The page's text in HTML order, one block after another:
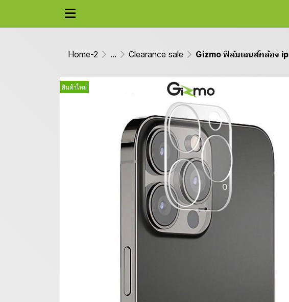
Home-2 ... Clearance sale Gizmo ฟิล์มเลนส์กล้อง
สินค้าใหม่